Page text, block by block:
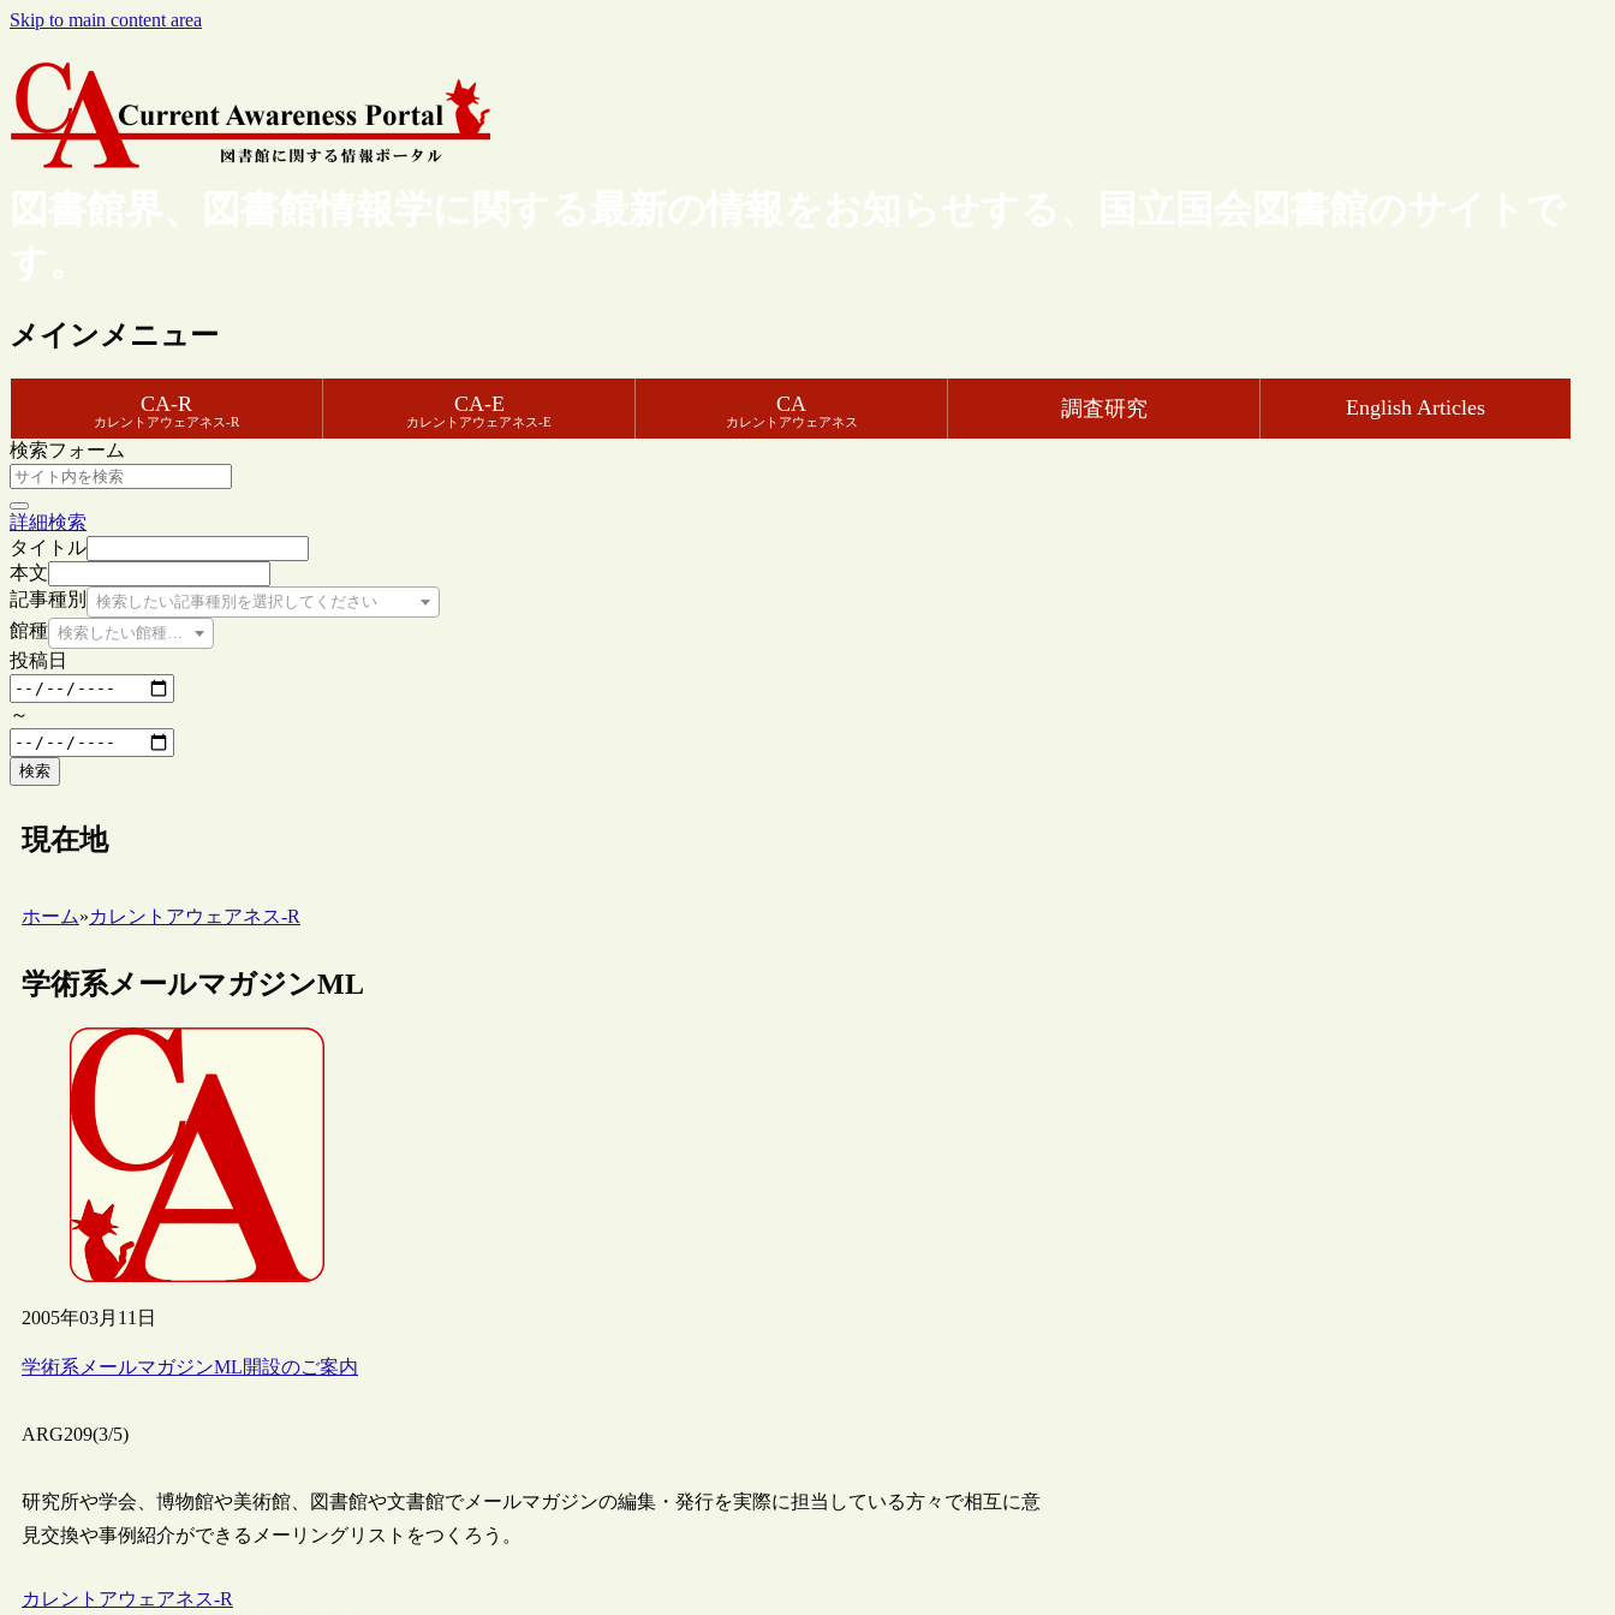
Skip to main content area
図書館界、図書館情報学に関する最新の情報をお知らせする、国立国会図書館のサイトで
す。
メインメニュー
CA-R
カレントアウェアネス-R
CA-E
カレントアウェアネス-E
CA
カレントアウェアネス
調査研究 English Articles
検索フォーム
詳細検索
タイトル
本文
記事種別
検索したい記事種別を選択してください
館種 検索したい館種を選択してください
投稿日
～
検索
現在地
ホーム»カレントアウェアネス-R
学術系メールマガジンML
2005年03月11日
学術系メールマガジンML開設のご案内
ARG209(3/5)
研究所や学会、博物館や美術館、図書館や文書館でメールマガジンの編集・発行を実際に担当している方々で相互に意
見交換や事例紹介ができるメーリングリストをつくろう。
カレントアウェアネス-R